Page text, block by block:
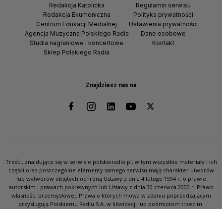
Znajdziesz nas na
Redakcja Katolicka
Redakcja Ekumeniczna
Centrum Edukacji Medialnej
Agencja Muzyczna Polskiego Radia
Studia nagraniowe i koncertowe
Sklep Polskiego Radia
Regulamin serwisu
Polityka prywatności
Ustawienia prywatności
Dane osobowe
Kontakt
Treści, znajdujące się w serwisie polskieradio.pl, w tym wszystkie materiały i ich
części oraz poszczególne elementy samego serwisu mają charakter utworów
lub wytworów objętych ochroną Ustawy z dnia 4 lutego 1994 r. o prawie
autorskim i prawach pokrewnych lub Ustawy z dnia 30 czerwca 2000 r. Prawo
własności przemysłowej. Prawa o których mowa w zdaniu poprzedzającym
przysługują Polskiemu Radiu S.A. w likwidacji lub podmiotom trzecim.